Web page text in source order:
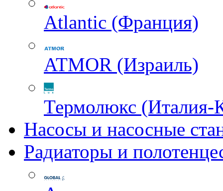
Atlantic (Франция)
ATMOR (Израиль)
Термолюкс (Италия-
Насосы и насосные
Радиаторы и